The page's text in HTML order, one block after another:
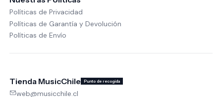
Políticas de Privacidad
Políticas de Garantía y Devolución
Políticas de Envío
Tienda MusicChile Punto de recogida
web@musicchile.cl